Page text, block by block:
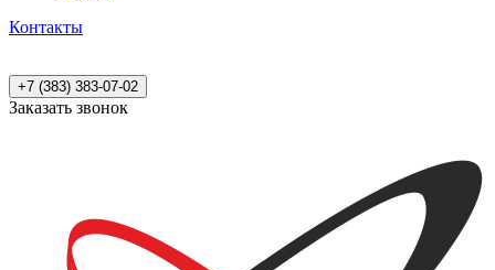
Контакты
+7 (383) 383-07-02
Заказать звонок